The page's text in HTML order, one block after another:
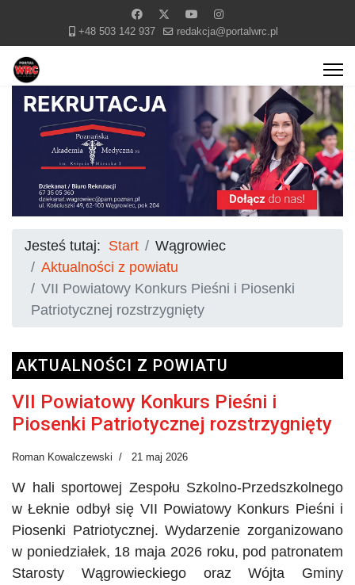
+48 503 142 937 redakcja@portalwrc.pl
Jesteś tutaj: Start
Wągrowiec
Aktualności z powiatu
VII Powiatowy Konkurs Pieśni i Piosenki
Patriotycznej rozstrzygnięty
AKTUALNOŚCI Z POWIATU
VII Powiatowy Konkurs Pieśni i
Piosenki Patriotycznej rozstrzygnięty
Roman Kowalczewski 21 maj 2026
W hali sportowej Zespołu Szkolno-Przedszkolnego
w Łeknie odbył się VII Powiatowy Konkurs Pieśni i
Piosenki Patriotycznej. Wydarzenie zorganizowano
w poniedziałek, 18 maja 2026 roku, pod patronatem
Starosty Wągrowieckiego oraz Wójta Gminy